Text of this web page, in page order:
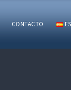
CONTACTO